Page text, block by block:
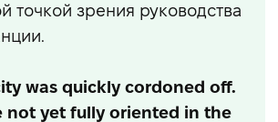
точкой зрения руководства
was quickly cordoned off.
not yet fully oriented in the